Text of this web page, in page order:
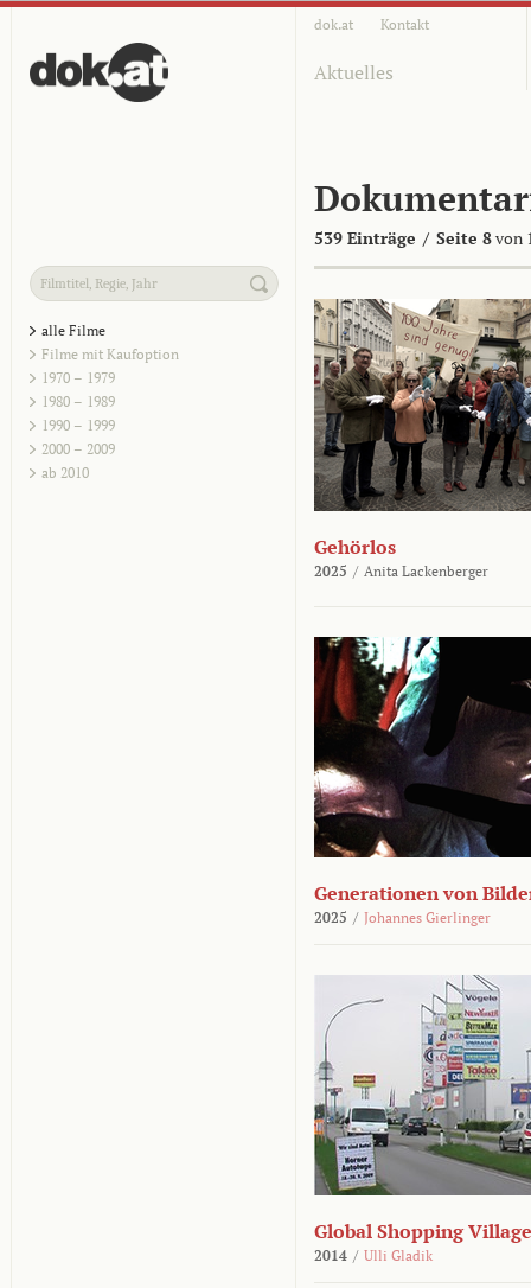
dok.at Kontakt
Aktuelles
539 Einträge / Seite 8von
alle Filme
Filme mit Kaufoption
1970 – 1979
1980 – 1989
1990 – 1999
2000 – 2009
ab 2010
Gehörlos
2025 / Anita Lackenberger
Generationen von
2025 / Johannes Gierlinger
Global Shopping Village
2014 / Ulli Gladik